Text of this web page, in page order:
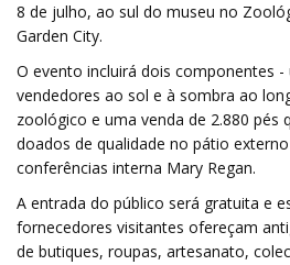
8 de julho, ao sul do museu no
Garden City.
O evento incluirá dois componentes -
vendedores ao sol e à sombra ao
zoológico e uma venda de 2.880 pés
doados de qualidade no pátio
conferências interna Mary Regan.
A entrada do público será gratuita e
fornecedores visitantes ofereçam
de butiques, roupas, artesanato,